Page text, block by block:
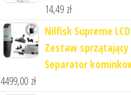
14,49 zł
Nilfisk Supreme
Zestaw sprzątający
Separator
4499,00 zł